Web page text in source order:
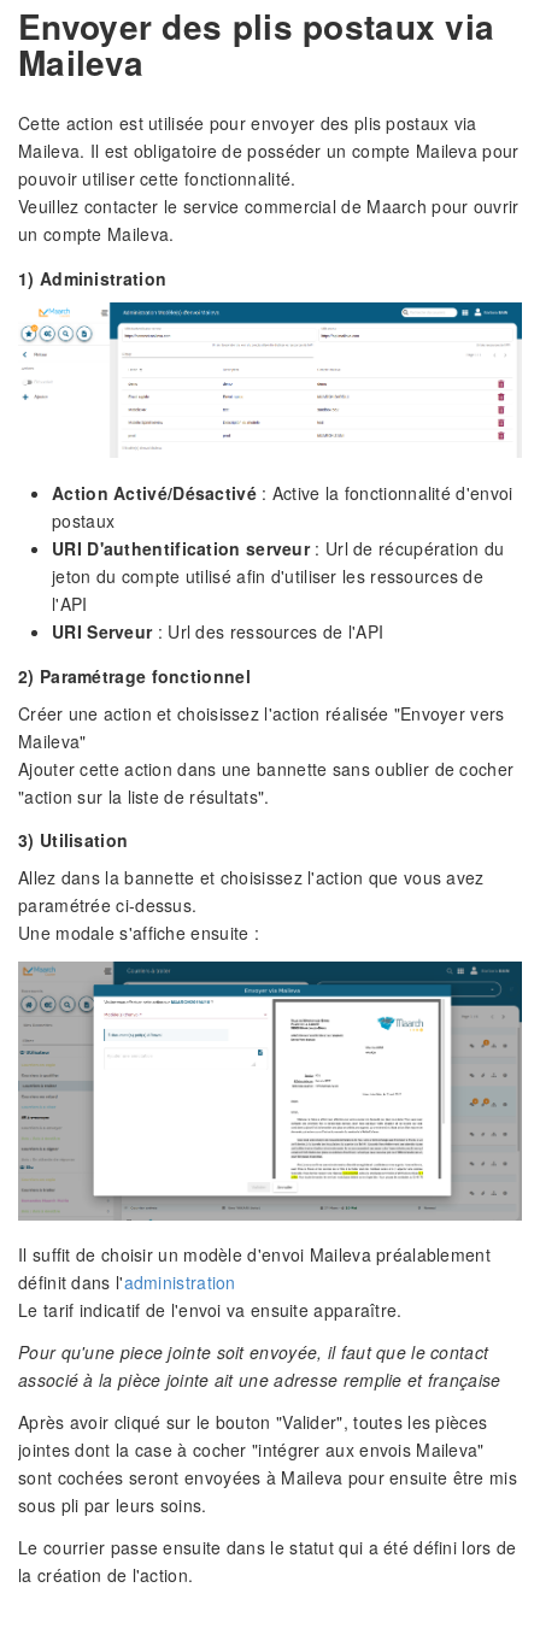
Envoyer des plis postaux via
Maileva
Cette action est utilisée pour envoyer des plis postaux via
Maileva. Il est obligatoire de posséder un compte Maileva pour
pouvoir utiliser cette fonctionnalité.
Veuillez contacter le service commercial de Maarch pour ouvrir
un compte Maileva.
1) Administration
Action Activé/Désactivé: Active la fonctionnalité d'envoi
postaux
URI D'authentification serveur: Url de récupération du
jeton du compte utilisé afin d'utiliser les ressources de
l'API
URI Serveur: Url des ressources de l'API
2) Paramétrage fonctionnel
Créer une action et choisissez l'action réalisée "Envoyer vers
Maileva"
Ajouter cette action dans une bannette sans oublier de cocher
"action sur la liste de résultats".
3) Utilisation
Allez dans la bannette et choisissez l'action que vous avez
paramétrée ci-dessus.
Une modale s'affiche ensuite :
Il suffit de choisir un modèle d'envoi Maileva préalablement
définit dans l'administration
Le tarif indicatif de l'envoi va ensuite apparaître.
Pour qu'une piece jointe soit envoyée, il faut que le contact
associé à la pièce jointe ait une adresse remplie et française
Après avoir cliqué sur le bouton "Valider", toutes les pièces
jointes dont la case à cocher "intégrer aux envois Maileva"
sont cochées seront envoyées à Maileva pour ensuite être mis
sous pli par leurs soins.
Le courrier passe ensuite dans le statut qui a été défini lors de
la création de l'action.